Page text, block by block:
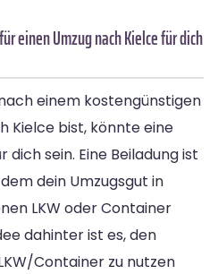
einen Umzug nach Kielce für dich
einem kostengünstigen
Kielce bist, könnte eine
dich sein. Eine Beiladung ist
dein Umzugsgut in
LKW oder Container
dahinter ist es, den
Container zu nutzen